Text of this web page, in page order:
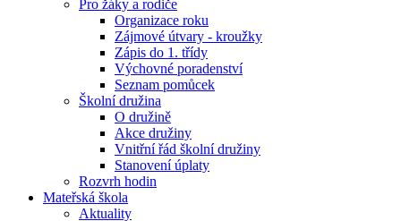
Pro žáky a rodiče
Organizace roku
Zájmové útvary - kroužky
Zápis do 1. třídy
Výchovné poradenství
Seznam pomůcek
Školní družina
O družině
Akce družiny
Vnitřní řád školní družiny
Stanovení úplaty
Rozvrh hodin
Mateřská škola
Aktuality